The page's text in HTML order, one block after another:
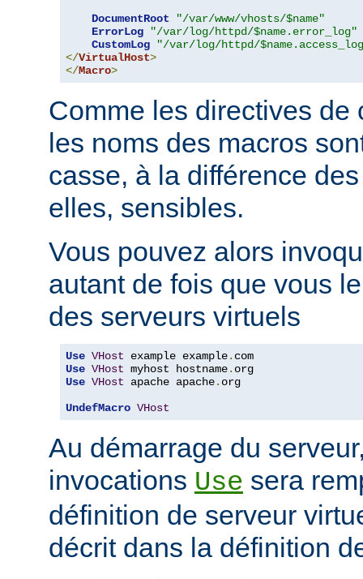
DocumentRoot
"/var/www/vhosts/$name"
ErrorLog
"/var/log/httpd/$name.error_log"
CustomLog
"/var/log/httpd/
</VirtualHost>
</Macro>
Comme les directives de
les noms des macros
casse, à la différence
elles, sensibles.
Vous pouvez alors
autant de fois que vous
des serveurs virtuels
Use VHost example example.
Use VHost myhost hostname.
Use VHost apache apache. org
UndefMacro VHost
Au démarrage du
invocations Use sera
définition de serveur
décrit dans la définition